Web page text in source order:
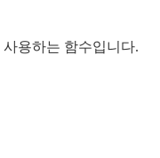
용하는 함수입니다.